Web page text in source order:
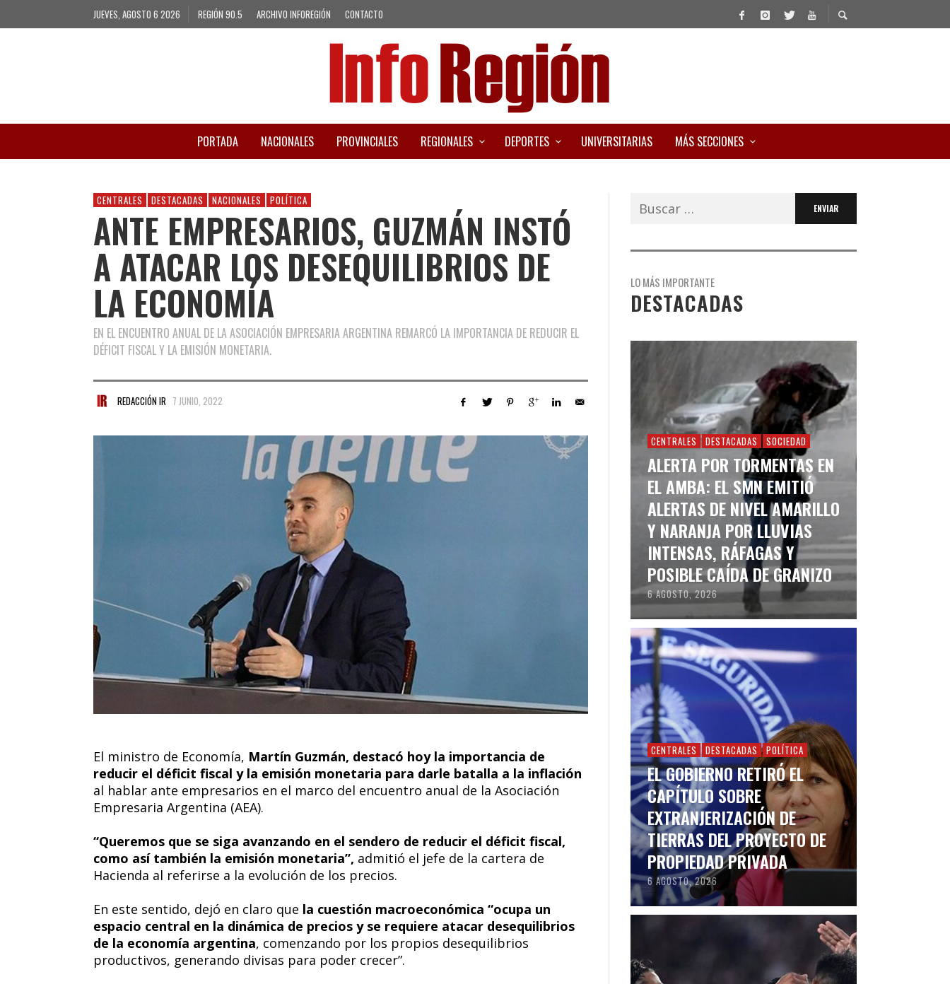
JUEVES, AGOSTO 6 2026 REGIÓN 90.5 ARCHIVO INFOREGIÓN CONTACTO
PORTADA NACIONALES PROVINCIALES REGIONALES DEPORTES UNIVERSITARIAS MÁS SECCIONES
CENTRALES DESTACADAS NACIONALES POLÍTICA
ANTE EMPRESARIOS, GUZMÁN INSTÓ
A ATACAR LOS DESEQUILIBRIOS DE
LA ECONOMÍA
EN EL ENCUENTRO ANUAL DE LA ASOCIACIÓN EMPRESARIA ARGENTINA REMARCÓ LA IMPORTANCIA DE REDUCIR EL
DÉFICIT FISCAL Y LA EMISIÓN MONETARIA.
REDACCIÓN IR 7 JUNIO, 2022
El ministro de Economía, Martín Guzmán, destacó hoy la importancia de
reducir el déficit fiscal y la emisión monetaria para darle batalla a la inflación
al hablar ante empresarios en el marco del encuentro anual de la Asociación
Empresaria Argentina (AEA).
“Queremos que se siga avanzando en el sendero de reducir el déficit fiscal,
como así también la emisión monetaria”, admitió el jefe de la cartera de
Hacienda al referirse a la evolución de los precios.
En este sentido, dejó en claro que la cuestión macroeconómica “ocupa un
espacio central en la dinámica de precios y se requiere atacar desequilibrios
de la economía argentina, comenzando por los propios desequilibrios
productivos, generando divisas para poder crecer”.
Buscar:
LO MÁS IMPORTANTE
DESTACADAS
CENTRALES DESTACADAS SOCIEDAD
ALERTA POR TORMENTAS EN
EL AMBA: EL SMN EMITIÓ
ALERTAS DE NIVEL AMARILLO
Y NARANJA POR LLUVIAS
INTENSAS, RÁFAGAS Y
POSIBLE CAÍDA DE GRANIZO
6 AGOSTO, 2026
CENTRALES DESTACADAS POLÍTICA
EL GOBIERNO RETIRÓ EL
CAPÍTULO SOBRE
EXTRANJERIZACIÓN DE
TIERRAS DEL PROYECTO DE
PROPIEDAD PRIVADA
6 AGOSTO, 2026